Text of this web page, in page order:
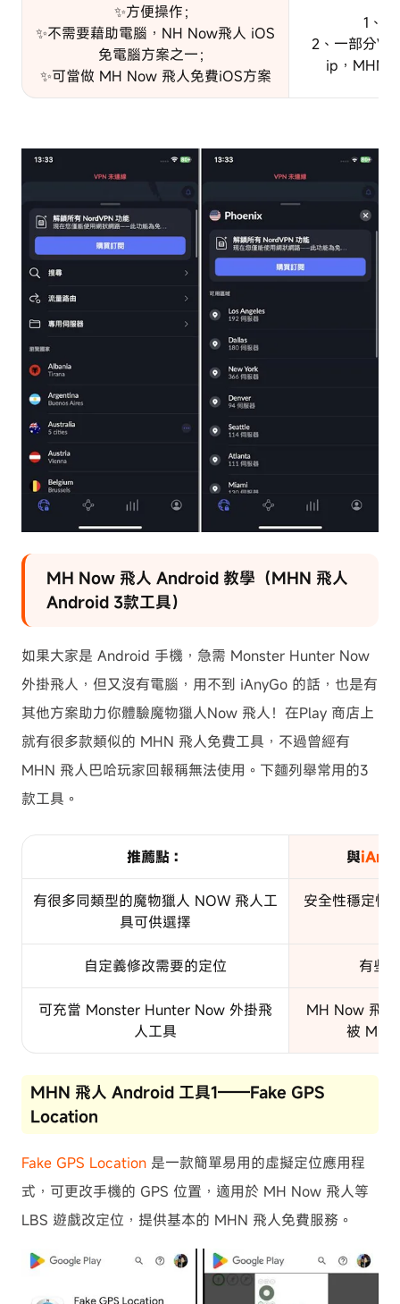
✨方便操作；
✨不需要藉助電腦，NH Now飛人 iOS
免電腦方案之一；
✨可當做 MH Now 飛人免費iOS方案
1、
2、一部分
ip，MHN
MH Now 飛人 Android 教學（MHN 飛人
Android 3款工具）
如果大家是 Android 手機，急需 Monster Hunter Now
外掛飛人，但又沒有電腦，用不到 iAnyGo 的話，也是有
其他方案助力你體驗魔物獵人Now 飛人！在Play 商店上
就有很多款類似的 MHN 飛人免費工具，不過曾經有
MHN 飛人巴哈玩家回報稱無法使用。下麵列舉常用的3
款工具。
推薦點： 與
有很多同類型的魔物獵人 NOW 飛人工
具可供選擇
安全性穩定性
自定義修改需要的定位 有些
可充當 Monster Hunter Now 外掛飛
人工具
MH Now 飛
被 MH
MHN 飛人 Android 工具1——Fake GPS
Location
Fake GPS Location 是一款簡單易用的虛擬定位應用程
式，可更改手機的 GPS 位置，適用於 MH Now 飛人等
LBS 遊戲改定位，提供基本的 MHN 飛人免費服務。​